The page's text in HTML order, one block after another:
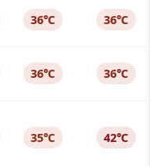
36℃ 36℃
36℃ 36℃
35℃ 42℃